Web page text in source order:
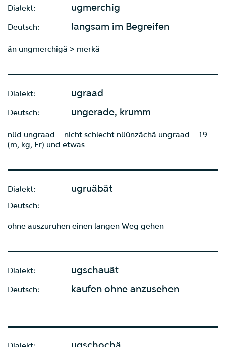
Dialekt: ugmerchig
Deutsch: langsam im Begreifen
än ungmerchigä > merkä
Dialekt: ugraad
Deutsch: ungerade, krumm
nüd ungraad = nicht schlecht nüünzächä ungraad = 19
(m, kg, Fr) und etwas
Dialekt: ugruäbät
Deutsch:
ohne auszuruhen einen langen Weg gehen
Dialekt: ugschauät
Deutsch: kaufen ohne anzusehen